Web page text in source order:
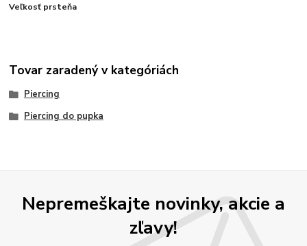
Veľkosť prsteňa
Tovar zaradený v kategóriách
Piercing
Piercing do pupka
Nepremeškajte novinky, akcie a
zľavy!